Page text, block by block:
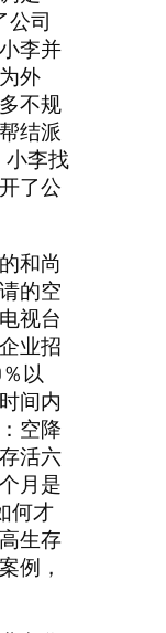
公司
李并
外
不规
结派
小李找
了公
和尚
的空
视台
业招
以
间内
空降
活六
月是
何才
生存
例，